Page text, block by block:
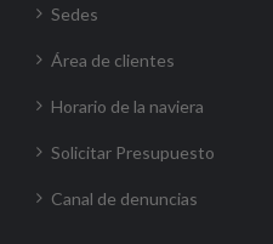
Sedes
Área de clientes
Horario de la naviera
Solicitar Presupuesto
Canal de denuncias